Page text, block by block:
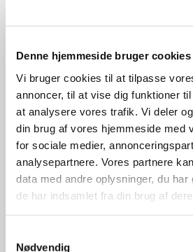
Denne hjemmeside bruger cookies
Vi bruger cookies til at tilpasse
annoncer, til at vise dig funktioner
at analysere vores trafik. Vi deler
din brug af vores hjemmeside med
for sociale medier,
analysepartnere. Vores partnere
data med andre oplysninger, du har
de har indsamlet fra din brug af
Nødvendig